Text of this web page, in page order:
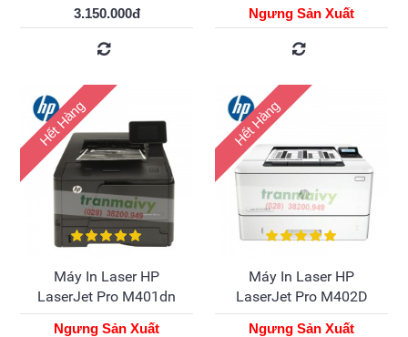
3.150.000đ Ngưng Sản Xuất
Hết Hàng
Máy In Laser HP
LaserJet Pro M401dn
Ngưng Sản Xuất
Hết Hàng
Máy In Laser HP
LaserJet Pro M402D
Ngưng Sản Xuất